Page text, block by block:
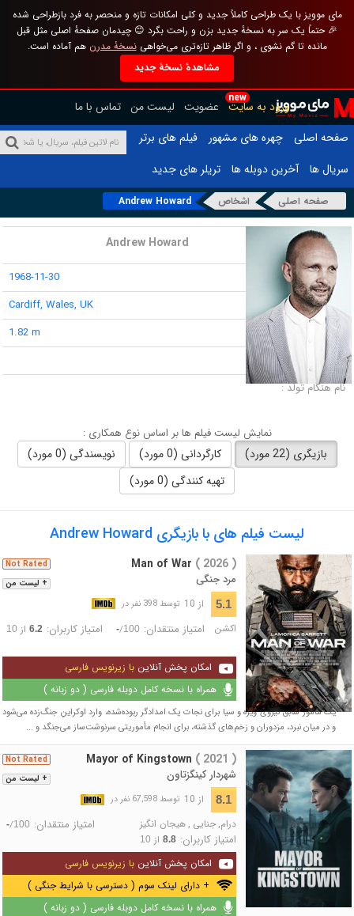
مای موویز با یک طراحی کاملاً جدید و کلی امکانات تازه و منحصر به فرد بازطراحی شده
🎉 حتماً یک سر به نسخهٔ جدید بزن و راحت بگرد 😊 چیدمان صفحهٔ اصلی مثل قبل
مانده تا گم نشوی ، و اگر ظاهر تازه‌تری می‌خواهینسخهٔ مدرن هم آماده است.
مشاهدهٔ نسخهٔ جدید
new
ورود به سایت عضویت لیست من تماس با ما
صفحه اصلی
چهره های مشهور
فیلم های برتر
سریال ها
آخرین دوبله ها تریلر های جدید
صفحه اصلی اشخاص Andrew Howard
نام : Andrew Howard
تاریخ تولد :
1968-11-30
محل تولد :
Cardiff, Wales, UK
قد :
1.82 m
لقب :
نام هنگام تولد :
نمایش لیست فیلم ها بر اساس نوع همکاری :
بازیگری (22 مورد) کارگردانی (0 مورد)
نویسندگی (0 مورد)
تهیه کنندگی (0 مورد)
لیست فیلم های با بازیگری Andrew Howard
+ لیست من
Not Rated Man of War ( 2026 )
مرد جنگی
5.1 از 10 توسط 398 نفر در
اکشن امتیاز منتقدان: -/100 امتیاز کاربران: 6.2از 10
امکان پخش آنلاین با زیرنویس فارسی
همراه با نسخه کامل دوبله فارسی ( دو زبانه )
یک مأمور سابق نیروی ویژه و سیا برای نجات یک امدادگر ربوده‌شده، وارد اوکراینِ جنگ‌زده می‌شود
و در میان نبرد، مزدوران و زخم‌های گذشته، برای انجام مأموریتی سرنوشت‌ساز می‌جنگد و ...
+ لیست من
Not Rated Mayor of Kingstown ( 2021 )
شهردار کینگزتاون
8.1 از 10 توسط 67,598 نفر در
درام,جنایی ,هیجان انگیز امتیاز منتقدان: -/100
امتیاز کاربران: 8.8از 10
امکان پخش آنلاین با زیرنویس فارسی
+ دارای لینک سوم ( دسترسی با شرایط جنگی )
همراه با نسخه کامل دوبله فارسی ( دو زبانه )